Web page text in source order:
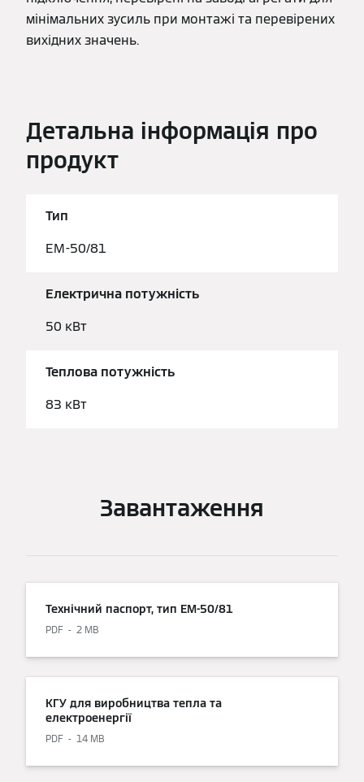
мінімальних зусиль при монтажі та перевірених
вихідних значень.
Детальна інформація про
продукт
Тип
EM-50/81
Електрична потужність
50 кВт
Теплова потужність
83 кВт
Завантаження
Технічний паспорт, тип EM-50/81
PDF 2 MB
КГУ для виробництва тепла та
електроенергії
PDF 14 MB